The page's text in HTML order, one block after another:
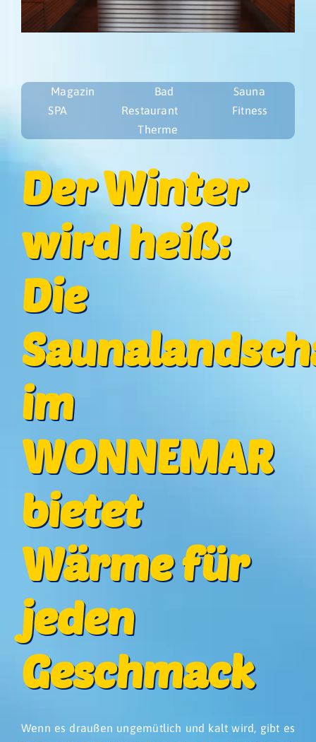
Restaurant
Magazin Bad
Sauna
SPA
Restaurant
Fitness
Therme
Der Winter
wird heiß:
Die
im
WONNEMAR
bietet
Wärme für
jeden
Geschmack
Wenn es draußen ungemütlich und kalt wird, gibt es